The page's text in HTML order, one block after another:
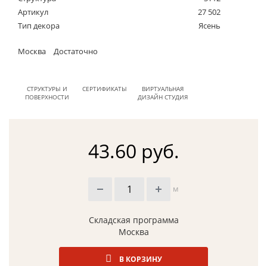
Артикул
27 502
Тип декора
Ясень
Москва Достаточно
СТРУКТУРЫ И
ПОВЕРХНОСТИ
СЕРТИФИКАТЫ
ВИРТУАЛЬНАЯ
ДИЗАЙН СТУДИЯ
43.60 руб.
м
Складская программа
Москва
В КОРЗИНУ